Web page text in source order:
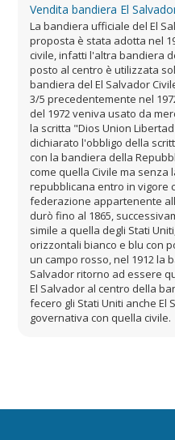
Vendita bandiera El
La bandiera ufficiale del El
proposta è stata adotta nel
civile, infatti l'altra bandiera
posto al centro è utilizzata
bandiera del El Salvador
3/5 precedentemente nel
del 1972 veniva usato da
la scritta "Dios Union
dichiarato l'obbligo della
con la bandiera della
come quella Civile ma
repubblicana entro in vigore
federazione appartenente
durò fino al 1865,
simile a quella degli Stati
orizzontali bianco e blu con
un campo rosso, nel 1912 la
Salvador ritorno ad essere
El Salvador al centro della
fecero gli Stati Uniti anche El
governativa con quella civile.